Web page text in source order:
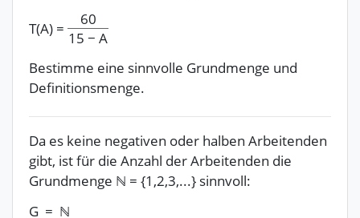
T(A) =
60
15 − A
Bestimme eine sinnvolle Grundmenge und
Definitionsmenge.
Da es keine negativen oder halben Arbeitenden
gibt, ist für die Anzahl der Arbeitenden die
Grundmenge ℕ = {1,2,3,...} sinnvoll:
G = ℕ